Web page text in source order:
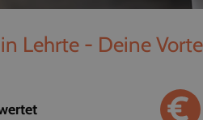
Lehrte - Deine